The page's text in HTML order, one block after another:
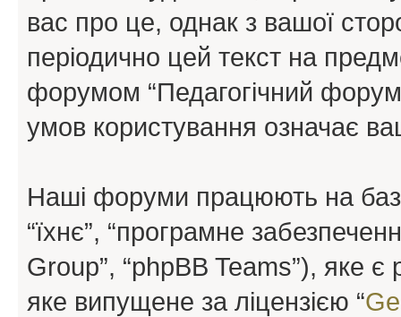
вас про це, однак з вашої
періодично цей текст на
форумом “Педагогічний
умов користування означає
Наші форуми працюють на
“їхнє”, “програмне
Group”, “phpBB Teams”), яке
яке випущене за ліцензією “